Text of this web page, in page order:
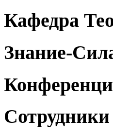
Кафедра
Знание-
Сотрудники